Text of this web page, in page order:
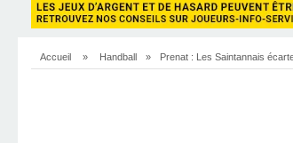
Accueil » Handball » Prenat : Les Saintannais